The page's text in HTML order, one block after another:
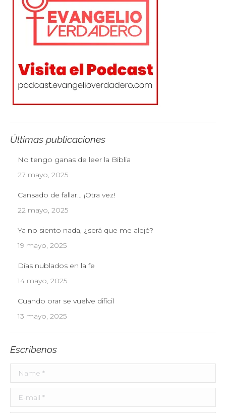
Últimas publicaciones
No tengo ganas de leer la Biblia
27 mayo, 2025
Cansado de fallar… ¡Otra vez!
22 mayo, 2025
Ya no siento nada, ¿será que me alejé?
19 mayo, 2025
Días nublados en la fe
14 mayo, 2025
Cuando orar se vuelve difícil
13 mayo, 2025
Escríbenos
Name *
E-mail *